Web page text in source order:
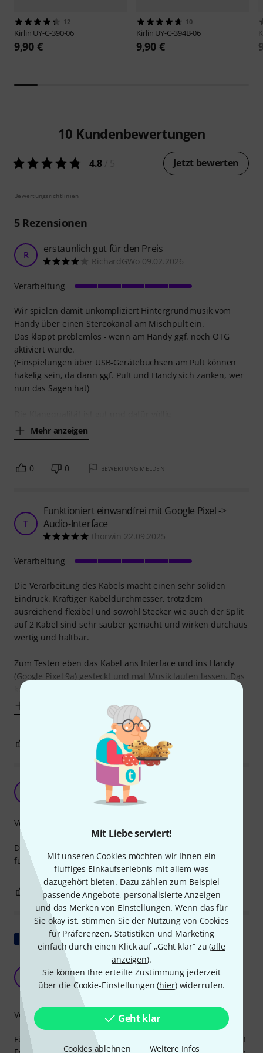
Mit Liebe serviert!
Mit unseren Cookies möchten wir Ihnen ein
fluffiges Einkaufserlebnis mit allem was
dazugehört bieten. Dazu zählen zum Beispiel
passende Angebote, personalisierte Anzeigen
und das Merken von Einstellungen. Wenn das für
Sie okay ist, stimmen Sie der Nutzung von Cookies
für Präferenzen, Statistiken und Marketing
einfach durch einen Klick auf „Geht klar“ zu (alle
anzeigen).
Sie können Ihre erteilte Zustimmung jederzeit
über die Cookie-Einstellungen (hier) widerrufen.
Geht klar
Cookies ablehnen Weitere Infos
12
Kirlin UY-C-390-06
9,90 €
10
Kirlin UY-C-394B-06
9,90 €
10 Kundenbewertungen
4.8 Jetzt bewerten
Bewertungsrichtlinien
5Rezensionen
R erstaunlich gut für den Preis
RichardGWo 09.02.2026
Wir spielen damit unkompliziert Hintergrundmusik vom
Handy über einen Stereokanal am Mischpult ein.
Das klappt problemlos - wenn am Handy ggf. noch OTG
aktiviert wurde.
(Einspielungen über USB-Gerätebuchsen am Pult können
hakelig sein, da dann ggf. Pult und Handy sich zanken, wer
nun das Sagen hat)
Mehr anzeigen
Verarbeitung
0 0 BEWERTUNG MELDEN
T
Funktioniert einwandfrei mit Google Pixel ->
Audio-Interface
thorwin 22.09.2025
Die Verarbeitung des Kabels macht einen sehr soliden
Eindruck. Kräftiger Kabeldurchmesser, trotzdem
ausreichend flexibel und sowohl Stecker wie auch der Split
auf 2 Kabel sind sehr sauber gemacht und wirken durchaus
wertig und haltbar.
Zum Testen eben das Kabel ans Interface und ins Handy
(Google Pixel 9a) gesteckt und mal Musik laufen lassen. Das
kommt
Verarbeitung
BEWERTUNG MELDEN
Billy6464 26.08.2025
Das Kabel hat eine gute Verarbeitungsqualität und
funktioniert tadellos.
Verarbeitung
0 BEWERTUNG MELDEN
Original zeigen
Großartiges kleines USB-C-auf-2x-6,3-mm-
Klinken-Y-Kabel – Top-Qualität zum Preis!
Les Tégadons 23.01.2026
Für 8,70 € ist das Kirlin UY-C-392B-03 (90 cm) hervorragend!
Verarbeitung